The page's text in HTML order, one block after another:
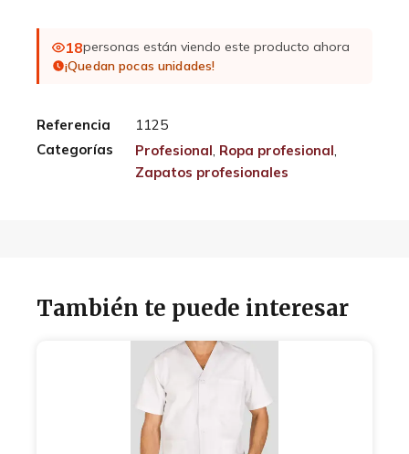
18personas están viendo este producto ahora
¡Quedan pocas unidades!
Referencia
1125
Categorías
Profesional Ropa profesional
Zapatos profesionales
También te puede interesar